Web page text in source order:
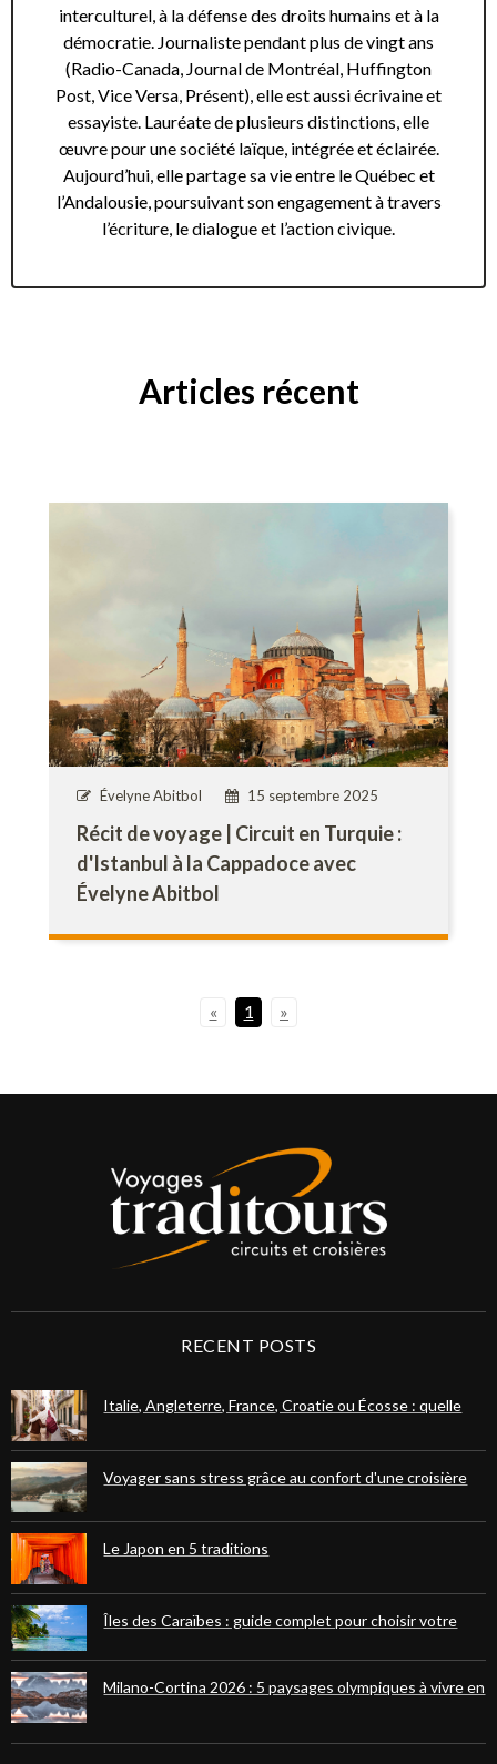
interculturel, à la défense des droits humains et à la
démocratie. Journaliste pendant plus de vingt ans
(Radio-Canada, Journal de Montréal, Huffington
Post, Vice Versa, Présent), elle est aussi écrivaine et
essayiste. Lauréate de plusieurs distinctions, elle
œuvre pour une société laïque, intégrée et éclairée.
Aujourd’hui, elle partage sa vie entre le Québec et
l’Andalousie, poursuivant son engagement à travers
l’écriture, le dialogue et l’action civique.
Articles récent
Évelyne Abitbol 15 septembre 2025
Récit de voyage | Circuit en Turquie :
d'Istanbul à la Cappadoce avec
Évelyne Abitbol
« 1 »
RECENT POSTS
Italie, Angleterre, France, Croatie ou Écosse : quelle
Voyager sans stress grâce au confort d'une croisière
Le Japon en 5 traditions
Îles des Caraïbes : guide complet pour choisir votre
Milano-Cortina 2026 : 5 paysages olympiques à vivre en